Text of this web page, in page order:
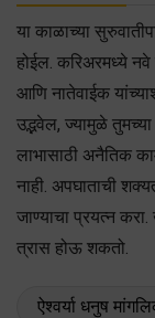
या काळाच्या
होईल. करिअरमध्ये
आणि नातेवाईक
उद्भवेल, ज्यामुळे
लाभासाठी अनैतिक
नाही. अपघाताची
जाण्याचा प्रयत्न
त्रास होऊ शकतो.
ऐश्वर्या धनुष